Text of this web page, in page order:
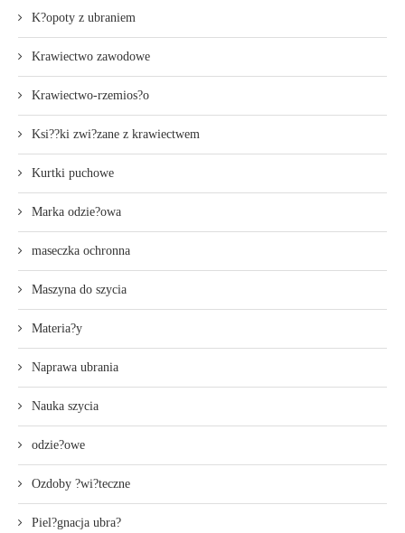
K?opoty z ubraniem
Krawiectwo zawodowe
Krawiectwo-rzemios?o
Ksi??ki zwi?zane z krawiectwem
Kurtki puchowe
Marka odzie?owa
maseczka ochronna
Maszyna do szycia
Materia?y
Naprawa ubrania
Nauka szycia
odzie?owe
Ozdoby ?wi?teczne
Piel?gnacja ubra?